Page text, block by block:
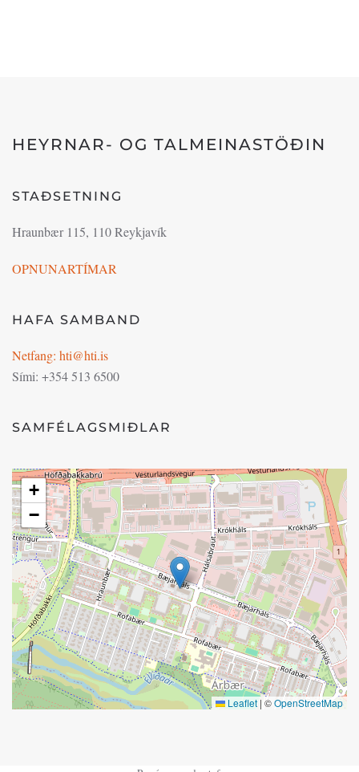
HEYRNAR- OG TALMEINASTÖÐIN
STAÐSETNING
Hraunbær 115, 110 Reykjavík
OPNUNARTÍMAR
HAFA SAMBAND
Netfang: hti@hti.is
Sími: +354 513 6500
SAMFÉLAGSMIÐLAR
+
−
Leaflet | ©OpenStreetMap